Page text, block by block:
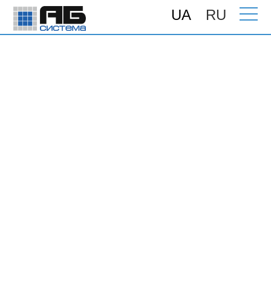
UA RU
Головна>Підтримка>Інструкції>